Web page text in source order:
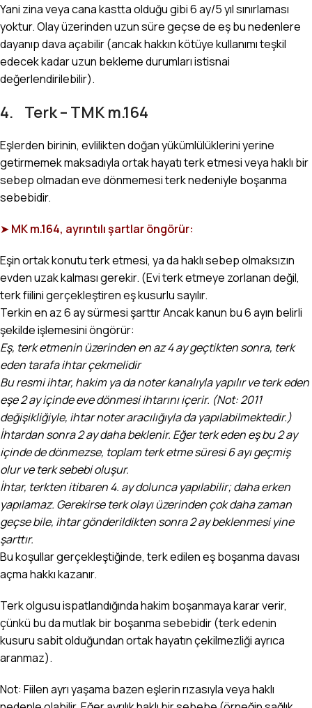
Yani zina veya cana kastta olduğu gibi 6 ay/5 yıl sınırlaması
yoktur. Olay üzerinden uzun süre geçse de eş bu nedenlere
dayanıp dava açabilir (ancak hakkın kötüye kullanımı teşkil
edecek kadar uzun bekleme durumları istisnai
değerlendirilebilir).
4. Terk – TMK m.164
Eşlerden birinin, evlilikten doğan yükümlülüklerini yerine
getirmemek maksadıyla ortak hayatı terk etmesi veya haklı bir
sebep olmadan eve dönmemesi terk nedeniyle boşanma
sebebidir.
➤MK m.164, ayrıntılı şartlar öngörür:
Eşin ortak konutu terk etmesi, ya da haklı sebep olmaksızın
evden uzak kalması gerekir. (Evi terk etmeye zorlanan değil,
terk fiilini gerçekleştiren eş kusurlu sayılır.
Terkin en az 6 ay sürmesi şarttır Ancak kanun bu 6 ayın belirli
şekilde işlemesini öngörür:
Eş, terk etmenin üzerinden en az 4 ay geçtikten sonra, terk
eden tarafa ihtar çekmelidir
Bu resmi ihtar, hakim ya da noter kanalıyla yapılır ve terk eden
eşe 2 ay içinde eve dönmesi ihtarını içerir. (Not: 2011
değişikliğiyle, ihtar noter aracılığıyla da yapılabilmektedir.)
İhtardan sonra 2 ay daha beklenir. Eğer terk eden eş bu 2 ay
içinde de dönmezse, toplam terk etme süresi 6 ayı geçmiş
olur ve terk sebebi oluşur.
İhtar, terkten itibaren 4. ay dolunca yapılabilir; daha erken
yapılamaz. Gerekirse terk olayı üzerinden çok daha zaman
geçse bile, ihtar gönderildikten sonra 2 ay beklenmesi yine
şarttır.
Bu koşullar gerçekleştiğinde, terk edilen eş boşanma davası
açma hakkı kazanır.
Terk olgusu ispatlandığında hakim boşanmaya karar verir,
çünkü bu da mutlak bir boşanma sebebidir (terk edenin
kusuru sabit olduğundan ortak hayatın çekilmezliği ayrıca
aranmaz).
Not: Fiilen ayrı yaşama bazen eşlerin rızasıyla veya haklı